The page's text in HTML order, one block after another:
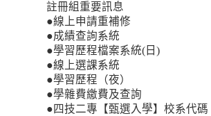
註冊組重要訊息
●線上申請重補修
●成績查詢系統
●學習歷程檔案系統(日)
●線上選課系統
●學習歷程（夜）
●學雜費繳費及查詢
●四技二專【甄選入學】校系代碼